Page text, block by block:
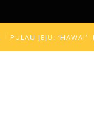
PULAU JEJU: